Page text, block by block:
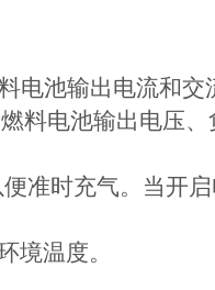
电池输出电流和交
料电池输出电压
准时充气。当开
境温度。